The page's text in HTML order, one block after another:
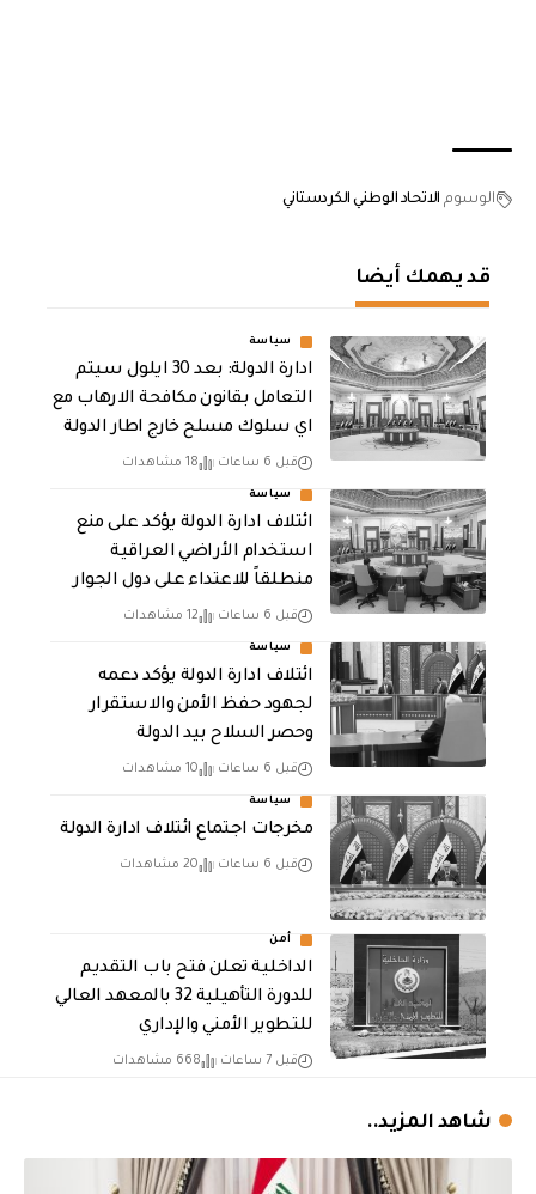
الوسوم الاتحاد الوطني الكردستاني
قد يهمك أيضا
سياسة
ادارة الدولة: بعد 30 ايلول سيتم
التعامل بقانون مكافحة الارهاب مع
اي سلوك مسلح خارج اطار الدولة
قبل 6 ساعات 18 مشاهدات
سياسة
ائتلاف ادارة الدولة يؤكد على منع
استخدام الأراضي العراقية
منطلقاً للاعتداء على دول الجوار
قبل 6 ساعات 12 مشاهدات
سياسة
ائتلاف ادارة الدولة يؤكد دعمه
لجهود حفظ الأمن والاستقرار
وحصر السلاح بيد الدولة
قبل 6 ساعات 10 مشاهدات
سياسة
مخرجات اجتماع ائتلاف ادارة الدولة
قبل 6 ساعات 20 مشاهدات
أمن
الداخلية تعلن فتح باب التقديم
للدورة التأهيلية 32 بالمعهد العالي
للتطوير الأمني والإداري
قبل 7 ساعات 668 مشاهدات
شاهد المزيد..